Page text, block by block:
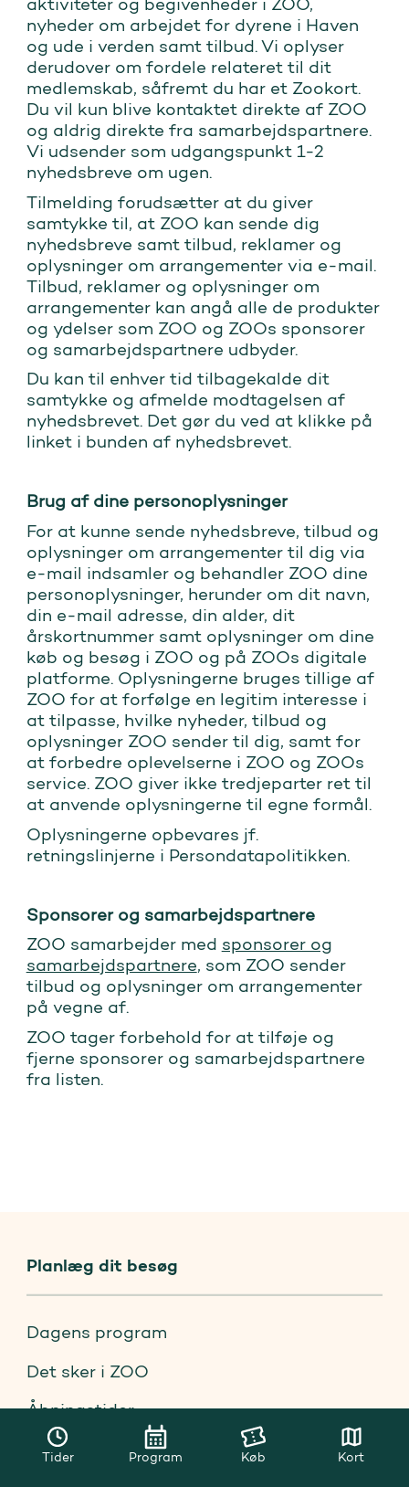
aktiviteter og begivenheder i ZOO,
nyheder om arbejdet for dyrene i Haven
og ude i verden samt tilbud. Vi oplyser
derudover om fordele relateret til dit
medlemskab, såfremt du har et Zookort.
Du vil kun blive kontaktet direkte af ZOO
og aldrig direkte fra samarbejdspartnere.
Vi udsender som udgangspunkt 1-2
nyhedsbreve om ugen.
Tilmelding forudsætter at du giver
samtykke til, at ZOO kan sende dig
nyhedsbreve samt tilbud, reklamer og
oplysninger om arrangementer via e-mail.
Tilbud, reklamer og oplysninger om
arrangementer kan angå alle de produkter
og ydelser som ZOO og ZOOs sponsorer
og samarbejdspartnere udbyder.
Du kan til enhver tid tilbagekalde dit
samtykke og afmelde modtagelsen af
nyhedsbrevet. Det gør du ved at klikke på
linket i bunden af nyhedsbrevet.
Brug af dine personoplysninger
For at kunne sende nyhedsbreve, tilbud og
oplysninger om arrangementer til dig via
e-mail indsamler og behandler ZOO dine
personoplysninger, herunder om dit navn,
din e-mail adresse, din alder, dit
årskortnummer samt oplysninger om dine
køb og besøg i ZOO og på ZOOs digitale
platforme. Oplysningerne bruges tillige af
ZOO for at forfølge en legitim interesse i
at tilpasse, hvilke nyheder, tilbud og
oplysninger ZOO sender til dig, samt for
at forbedre oplevelserne i ZOO og ZOOs
service. ZOO giver ikke tredjeparter ret til
at anvende oplysningerne til egne formål.
Oplysningerne opbevares jf.
retningslinjerne i Persondatapolitikken.
Sponsorer og samarbejdspartnere
ZOO samarbejder med sponsorer og
samarbejdspartnere, som ZOO sender
tilbud og oplysninger om arrangementer
på vegne af.
ZOO tager forbehold for at tilføje og
fjerne sponsorer og samarbejdspartnere
fra listen.
Planlæg dit besøg
Dagens program
Det sker i ZOO
Åbningstider
Parkering og praktik
Tider Program Køb Kort